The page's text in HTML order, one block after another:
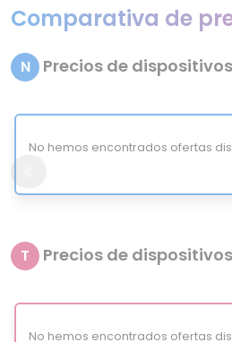
Comparativa de
N Precios de
No hemos encontrados ofertas
T Precios de
No hemos encontrados ofertas